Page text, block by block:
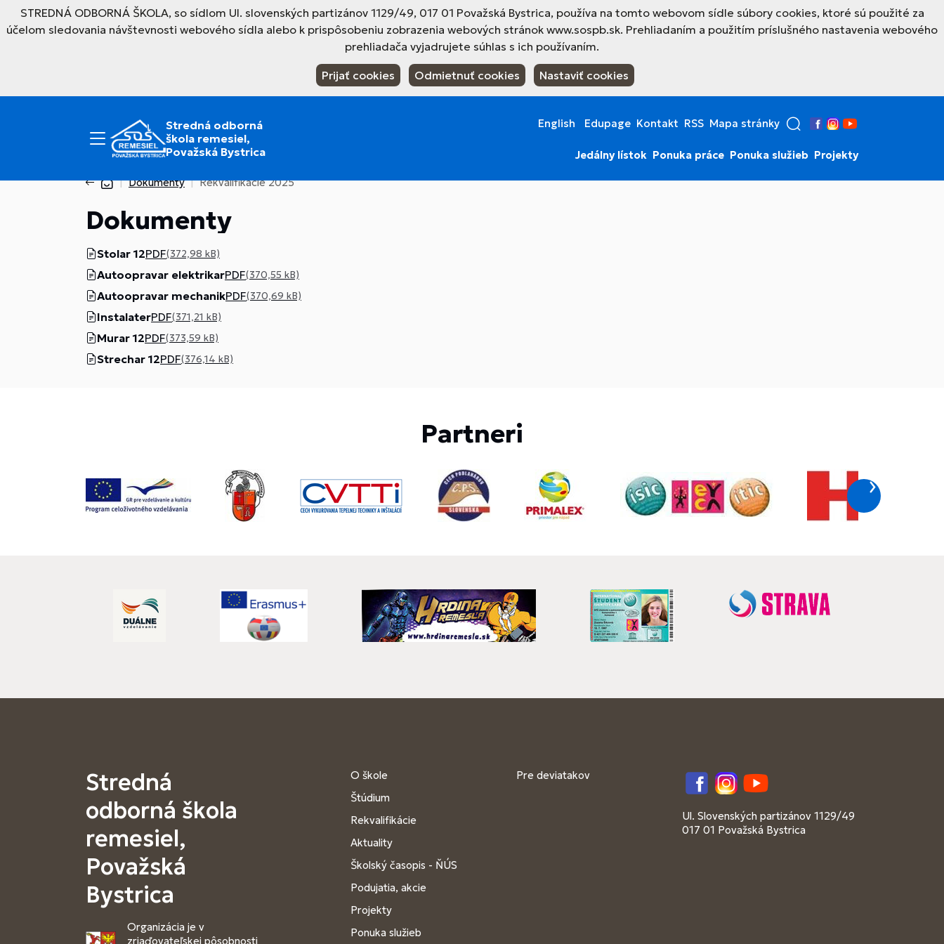
STREDNÁ ODBORNÁ ŠKOLA, so sídlom Ul. slovenských partizánov 1129/49, 017 01 Považská Bystrica, používa na tomto webovom sídle súbory cookies, ktoré sú použité za
účelom sledovania návštevnosti webového sídla alebo k prispôsobeniu zobrazenia webových stránok www.sospb.sk. Prehliadaním a použitím príslušného nastavenia webového
prehliadača vyjadrujete súhlas s ich používaním.
Prijať cookies Odmietnuť cookies Nastaviť cookies
Stredná odborná
škola remesiel,
Považská Bystrica
English Edupage Kontakt RSS Mapa stránky
Facebook
Instagram
YouTube
Jedálny lístok Ponuka práce Ponuka služieb Projekty
Dokumenty Rekvalifikácie 2025
Dokumenty
Stolar 12PDF(372,98 kB)
Autoopravar elektrikarPDF(370,55 kB)
Autoopravar mechanikPDF(370,69 kB)
InstalaterPDF(371,21 kB)
Murar 12PDF(373,59 kB)
Strechar 12PDF(376,14 kB)
Partneri
Stredná
odborná škola
remesiel,
Považská
Bystrica
Organizácia je v
zriaďovateľskej pôsobnosti
O škole
Štúdium
Rekvalifikácie
Aktuality
Školský časopis - ŇÚS
Podujatia, akcie
Projekty
Ponuka služieb
Pre deviatakov
FacebookInstagramYouTube
Ul. Slovenských partizánov 1129/49
017 01 Považská Bystrica